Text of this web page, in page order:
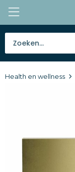
Tassen
Health en wellness